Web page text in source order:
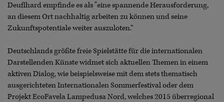
Deuflhard empfinde es als "eine spannende Herausforderung,
an diesem Ort nachhaltig arbeiten zu können und seine
Zukunftspotentiale weiter auszuloten.“
Deutschlands größte freie Spielstätte für die internationalen
Darstellenden Künste widmet sich aktuellen Themen in einem
aktiven Dialog, wie beispielsweise mit dem stets thematisch
ausgerichteten Internationalen Sommerfestival oder dem
Projekt EcoFavela Lampedusa Nord, welches 2015 überregional